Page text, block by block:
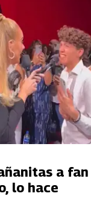
a fan
lo hace